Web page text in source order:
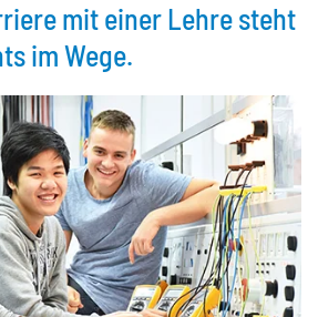
mit einer Lehre steht
im Wege.